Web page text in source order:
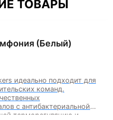
ТОВАРЫ
(Белый)
идеально подходит для
команд.
с антибактериальной
терморегуляцию и